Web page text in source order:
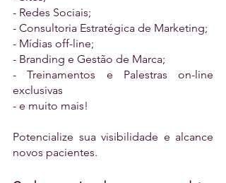
- Redes Sociais;
- Consultoria Estratégica de Marketing;
- Mídias off-line;
- Branding e Gestão de Marca;
- Treinamentos e Palestras on-line
exclusivas
- e muito mais!
Potencialize sua visibilidade e alcance
novos pacientes.